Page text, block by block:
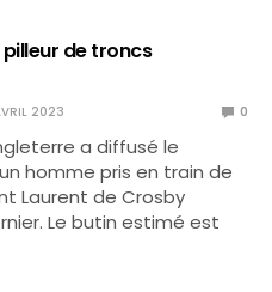
de troncs
2023 0
a diffusé le
homme pris en train de
Laurent de Crosby
Le butin estimé est